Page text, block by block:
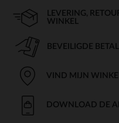
LEVERING,
WINKEL
BEVEILIGDE
VIND MIJN WINKEL
DOWNLOAD DE